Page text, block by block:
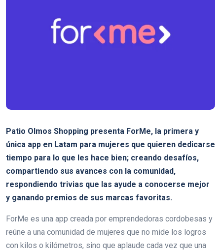
Patio Olmos Shopping presenta ForMe, la primera y
única app en Latam para mujeres que quieren dedicarse
tiempo para lo que les hace bien; creando desafíos,
compartiendo sus avances con la comunidad,
respondiendo trivias que las ayude a conocerse mejor
y ganando premios de sus marcas favoritas.
ForMe es una app creada por emprendedoras cordobesas y
reúne a una comunidad de mujeres que no mide los logros
con kilos o kilómetros, sino que aplaude cada vez que una